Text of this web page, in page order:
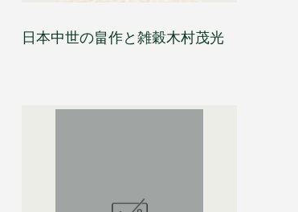
日本中世の畠作と雑穀木村茂光